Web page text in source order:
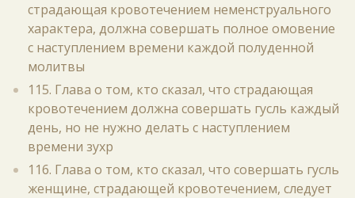
страдающая кровотечением неменструального
характера, должна совершать полное омовение
с наступлением времени каждой полуденной
молитвы
115. Глава о том, кто сказал, что страдающая
кровотечением должна совершать гусль каждый
день, но не нужно делать с наступлением
времени зухр
116. Глава о том, кто сказал, что совершать гусль
женщине, страдающей кровотечением, следует